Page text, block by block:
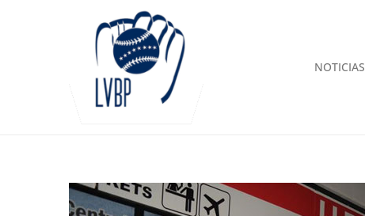
NOTICIAS